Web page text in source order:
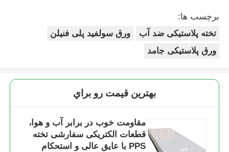
برچسب ها:
تخته پلاستیکی ضد آب
ورق سولفید پلی فنیلن
ورق پلاستیکی جامد
بهترين قيمت رو براي
مقاومت خوب در برابر آب و هوا،
قطعات الکتریکی سفارشی تخته
PPS با عایق عالی و استحکام